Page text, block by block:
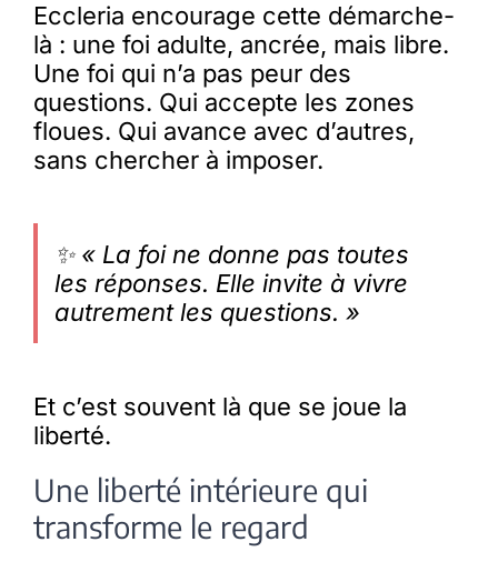
Eccleria encourage cette démarche-
là : une foi adulte, ancrée, mais libre.
Une foi qui n’a pas peur des
questions. Qui accepte les zones
floues. Qui avance avec d’autres,
sans chercher à imposer.
✨ « La foi ne donne pas toutes
les réponses. Elle invite à vivre
autrement les questions. »
Et c’est souvent là que se joue la
liberté.
Une liberté intérieure qui
transforme le regard